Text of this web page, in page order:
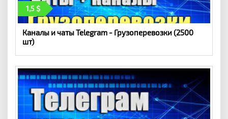
1,5
Каналы и чаты Telegram - Грузоперевозки (2500
шт)